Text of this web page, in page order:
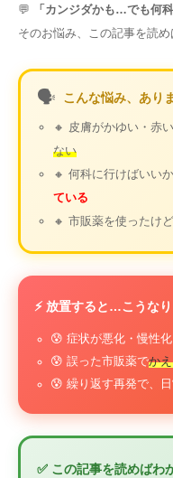
💬
「カンジダかも…でも何
そのお悩み、この記事を読め
🗣️ こんな悩み、あり
🔸 皮膚がかゆい・赤
ない
🔸 何科に行けばいいか
ている
🔸 市販薬を使ったけど
⚡ 放置すると…こうな
😰 症状が悪化・慢性
😰 誤った市販薬でか
😰 繰り返す再発で、
✅ この記事を読めばわ
English